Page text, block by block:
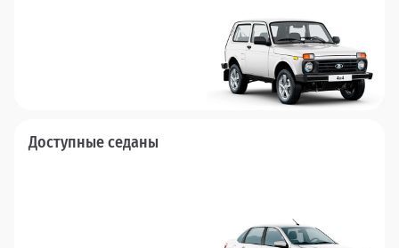
Доступные седаны